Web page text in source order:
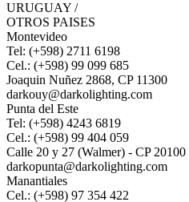
URUGUAY /
OTROS PAISES
Montevideo
Tel: (+598) 2711 6198
Cel.: (+598) 99 099 685
Joaquin Nuñez 2868, CP 11300
darkouy@darkolighting.com
Punta del Este
Tel: (+598) 4243 6819
Cel.: (+598) 99 404 059
Calle 20 y 27 (Walmer) - CP 20100
darkopunta@darkolighting.com
Manantiales
Cel.: (+598) 97 354 422